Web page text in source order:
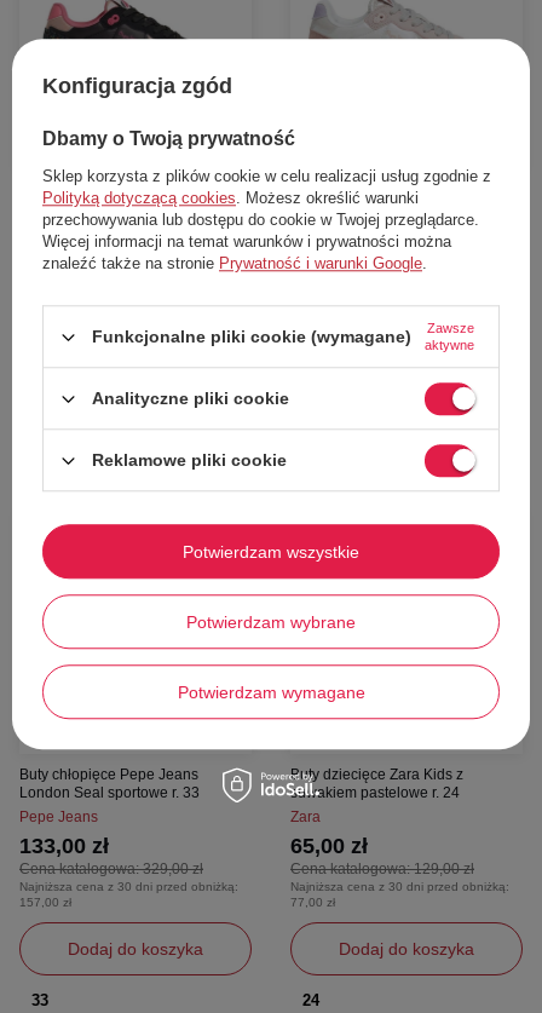
W PROMOCJI
Buty dziewczęce Pepe Jeans Brit
Moss sneakersy lekkie brokatowe r.
Pepe Jeans
Cena katalogowa:349,00 zł
177,00 zł
34
Buty dziewczęce Pepe Jeans Brit
North sneakersy lekkie brokatowe
r. 33
Pepe Jeans
Cena katalogowa:349,00 zł
150,00 zł
Najniższa cena z 30 dni przed obniżką:
124,00 zł
Dodaj do koszyka
33
60%
Buty chłopięce Pepe Jeans
London Seal sportowe r. 33
Pepe Jeans
Cena katalogowa:329,00 zł
133,00 zł
Najniższa cena z 30 dni przed obniżką:
157,00 zł
Dodaj do koszyka
33
50%
Buty dziecięce Zara Kids z
suwakiem pastelowe r. 24
Zara
Cena katalogowa:129,00 zł
65,00 zł
Najniższa cena z 30 dni przed obniżką:
77,00 zł
Dodaj do koszyka
24
Konfiguracja zgód
Dbamy o Twoją prywatność
Sklep korzysta z plików cookie w celu realizacji usług zgodnie z
Polityką dotyczącą cookies. Możesz określić warunki
przechowywania lub dostępu do cookie w Twojej przeglądarce.
Więcej informacji na temat warunków i prywatności można
znaleźć także na stronie Prywatność i warunki Google.
Funkcjonalne pliki cookie (wymagane)
Zawsze
aktywne
Analityczne pliki cookie
Reklamowe pliki cookie
Potwierdzam wybrane
Potwierdzam wymagane
Potwierdzam wszystkie